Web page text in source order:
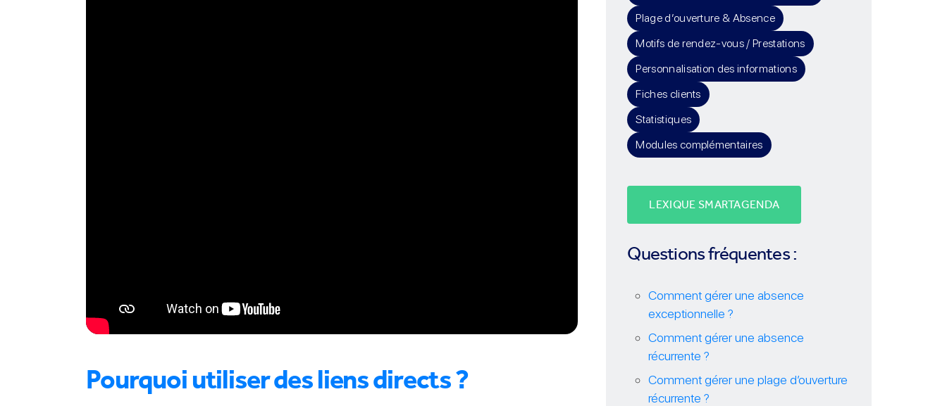
Pourquoi utiliser des liens directs ?
Plage d’ouverture & Absence
Motifs de rendez-vous / Prestations
Personnalisation des informations
Fiches clients
Statistiques
Modules complémentaires
LEXIQUE SMARTAGENDA
Questions fréquentes :
Comment gérer une absence
exceptionnelle ?
Comment gérer une absence
récurrente ?
Comment gérer une plage d’ouverture
récurrente ?